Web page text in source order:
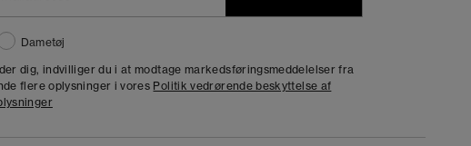
Dametøj
dig, indvilliger du i at modtage markedsføringsmeddelelser fra
flere oplysninger i vores Politik vedrørende beskyttelse af